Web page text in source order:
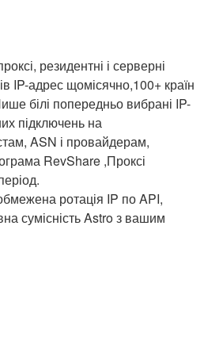
резидентні і серверні
IP-адрес щомісячно,100+ країн
білі попередньо вибрані IP-
підключень на
ASN і провайдерам,
RevShare ,Проксі
ротація IP по API,
сумісність Astro з вашим